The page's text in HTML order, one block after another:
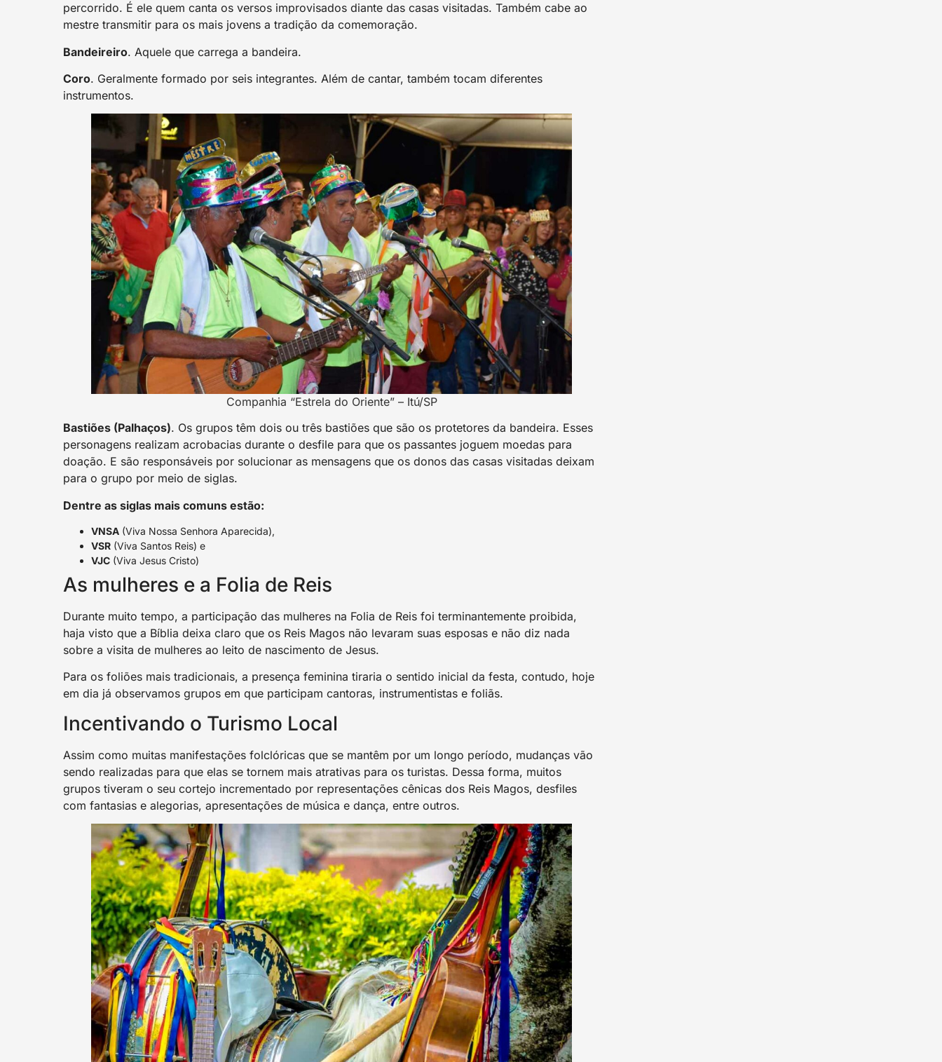
percorrido. É ele quem canta os versos improvisados diante das casas visitadas. Também cabe ao
mestre transmitir para os mais jovens a tradição da comemoração.
Bandeireiro. Aquele que carrega a bandeira.
Coro. Geralmente formado por seis integrantes. Além de cantar, também tocam diferentes
instrumentos.
Companhia “Estrela do Oriente” – Itú/SP
Bastiões (Palhaços). Os grupos têm dois ou três bastiões que são os protetores da bandeira. Esses
personagens realizam acrobacias durante o desfile para que os passantes joguem moedas para
doação. E são responsáveis por solucionar as mensagens que os donos das casas visitadas deixam
para o grupo por meio de siglas.
Dentre as siglas mais comuns estão:
VNSA (Viva Nossa Senhora Aparecida),
VSR (Viva Santos Reis) e
VJC (Viva Jesus Cristo)
As mulheres e a Folia de Reis
Durante muito tempo, a participação das mulheres na Folia de Reis foi terminantemente proibida,
haja visto que a Bíblia deixa claro que os Reis Magos não levaram suas esposas e não diz nada
sobre a visita de mulheres ao leito de nascimento de Jesus.
Para os foliões mais tradicionais, a presença feminina tiraria o sentido inicial da festa, contudo, hoje
em dia já observamos grupos em que participam cantoras, instrumentistas e foliãs.
Incentivando o Turismo Local
Assim como muitas manifestações folclóricas que se mantêm por um longo período, mudanças vão
sendo realizadas para que elas se tornem mais atrativas para os turistas. Dessa forma, muitos
grupos tiveram o seu cortejo incrementado por representações cênicas dos Reis Magos, desfiles
com fantasias e alegorias, apresentações de música e dança, entre outros.